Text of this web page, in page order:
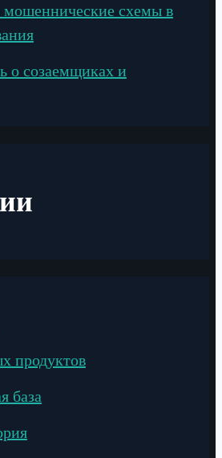
мошеннические схемы в
о созаемщиках и
продуктов
база